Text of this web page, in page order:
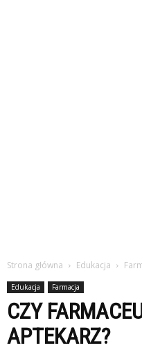
Strona główna Edukacja
Edukacja Farmacja
CZY
APTEKARZ?